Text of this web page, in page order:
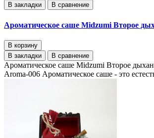
В закладки В сравнение
Ароматическое саше Midzumi Второе
В корзину
В закладки
В сравнение
Ароматическое саше Midzumi Второе
Aroma-006 Ароматическое саше - это